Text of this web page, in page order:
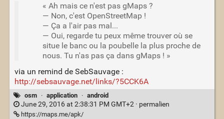
« Ah mais ce n'est pas gMaps ?
— Non, c'est OpenStreetMap !
— Ça a l'air pas mal...
— Oui, regarde tu peux même trouver où se
situe le banc ou la poubelle la plus proche de
nous. Tu n'as pas ça dans gMaps ! »
via un remind de SebSauvage :
http://sebsauvage.net/links/?5CCK6A
osm · application · android
June 29, 2016 at 2:38:31 PM GMT+2 · permalien
https://maps.me/apk/